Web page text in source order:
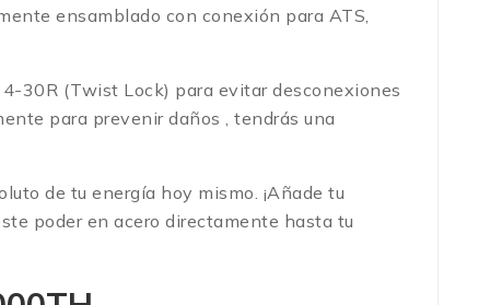
ensamblado con conexión para ATS,
30R (Twist Lock) para evitar desconexiones
para prevenir daños , tendrás una
de tu energía hoy mismo. ¡Añade tu
poder en acero directamente hasta tu